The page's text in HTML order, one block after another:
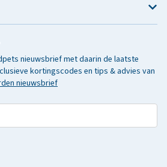
nieuwsbrief met daarin de laatste
kortingscodes en tips & advies van
nieuwsbrief